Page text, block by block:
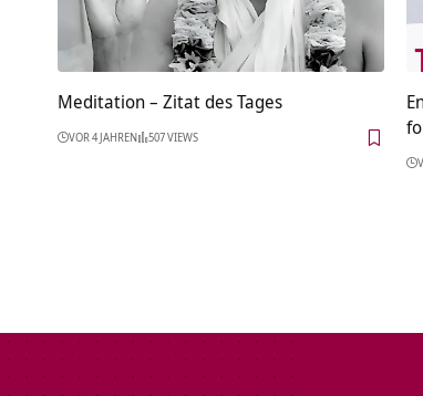
Meditation – Zitat des Tages
VOR 4 JAHREN 507 VIEWS